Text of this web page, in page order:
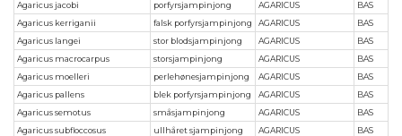
Agaricus jacobi
porfyrsjampinjong AGARICUS
BAS
Agaricus kerriganii
falsk porfyrsjampinjong AGARICUS
BAS
Agaricus langei
stor blodsjampinjong AGARICUS
BAS
Agaricus macrocarpus
storsjampinjong AGARICUS
BAS
Agaricus moelleri
perlehønesjampinjong AGARICUS
BAS
Agaricus pallens
blek porfyrsjampinjong AGARICUS
BAS
Agaricus semotus
småsjampinjong AGARICUS
BAS
Agaricus subfloccosus
ullhåret sjampinjong AGARICUS
BAS